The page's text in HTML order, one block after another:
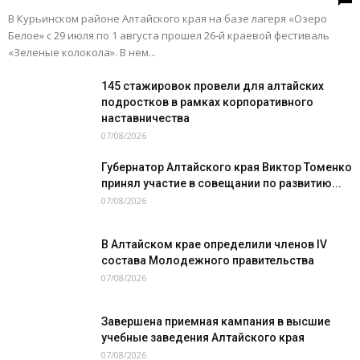
В Курьинском районе Алтайского края на базе лагеря «Озеро
Белое» с 29 июля по 1 августа прошел 26‑й краевой фестиваль
«Зеленые колокола». В нем...
145 стажировок провели для алтайских
подростков в рамках корпоративного
наставничества
07/08/2026
Губернатор Алтайского края Виктор Томенко
принял участие в совещании по развитию...
07/08/2026
В Алтайском крае определили членов IV
состава Молодежного правительства
07/08/2026
Завершена приемная кампания в высшие
учебные заведения Алтайского края
07/08/2026